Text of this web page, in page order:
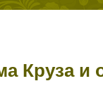
Круза